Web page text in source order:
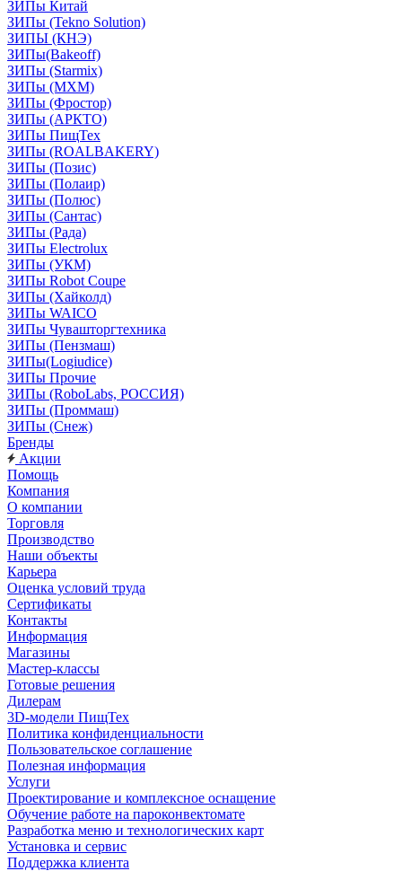
ЗИПы Китай
ЗИПы (Tekno Solution)
ЗИПЫ (КНЭ)
ЗИПы(Bakeoff)
ЗИПы (Starmix)
ЗИПы (МХМ)
ЗИПы (Фростор)
ЗИПы (АРКТО)
ЗИПы ПищТех
ЗИПы (ROALBAKERY)
ЗИПы (Позис)
ЗИПы (Полаир)
ЗИПы (Полюс)
ЗИПы (Сантас)
ЗИПы (Рада)
ЗИПы Electrolux
ЗИПы (УКМ)
ЗИПы Robot Coupe
ЗИПы (Хайколд)
ЗИПы WAICO
ЗИПы Чувашторгтехника
ЗИПы (Пензмаш)
ЗИПы(Logiudice)
ЗИПы Прочие
ЗИПы (RoboLabs, РОССИЯ)
ЗИПы (Проммаш)
ЗИПы (Снеж)
Бренды
Акции
Помощь
Компания
О компании
Торговля
Производство
Наши объекты
Карьера
Оценка условий труда
Сертификаты
Контакты
Информация
Магазины
Мастер-классы
Готовые решения
Дилерам
3D-модели ПищТех
Политика конфиденциальности
Пользовательское соглашение
Полезная информация
Услуги
Проектирование и комплексное оснащение
Обучение работе на пароконвектомате
Разработка меню и технологических карт
Установка и сервис
Поддержка клиента